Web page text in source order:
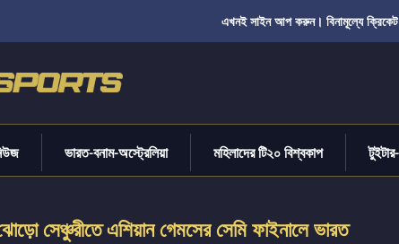
এখনই সাইন আপ করুন। বিনামূল্যে ক্রিকেট
ভারত-বনাম-অস্ট্রেলিয়া মহিলাদের টি২০ বিশ্বকাপ
সেঞ্চুরীতে এশিয়ান গেমসের সেমি ফাইনালে ভারত